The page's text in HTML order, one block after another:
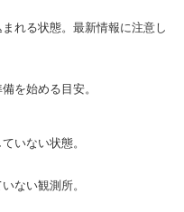
れる状態。最新情報に注意し
を始める目安。
いない状態。
ない観測所。